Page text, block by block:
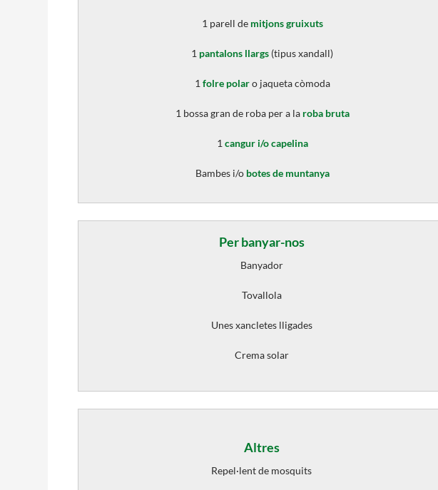
1 parell demitjons gruixuts
1 pantalons llargs (tipus xandall)
1 folre polaro jaqueta còmoda
1 bossa gran de roba per a la roba bruta
1 cangur i/o capelina
Bambes i/o botes de muntanya
Per banyar-nos
Banyador
Tovallola
Unes xancletes lligades
Crema solar
Altres
Repel·lent de mosquits